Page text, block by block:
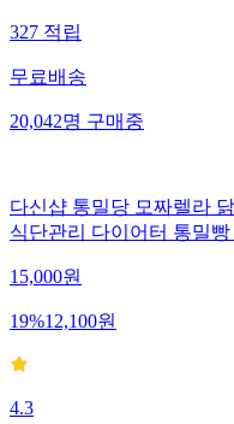
327 적립
무료배송
20,042명 구매중
다신샵 통밀당 모짜렐라
식단관리 다이어터 통밀
15,000원
19%12,100원
4.3